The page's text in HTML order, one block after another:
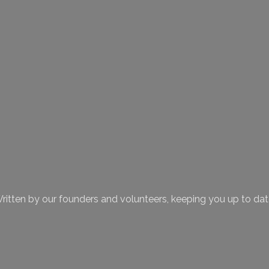
by our founders and volunteers, keeping you up to